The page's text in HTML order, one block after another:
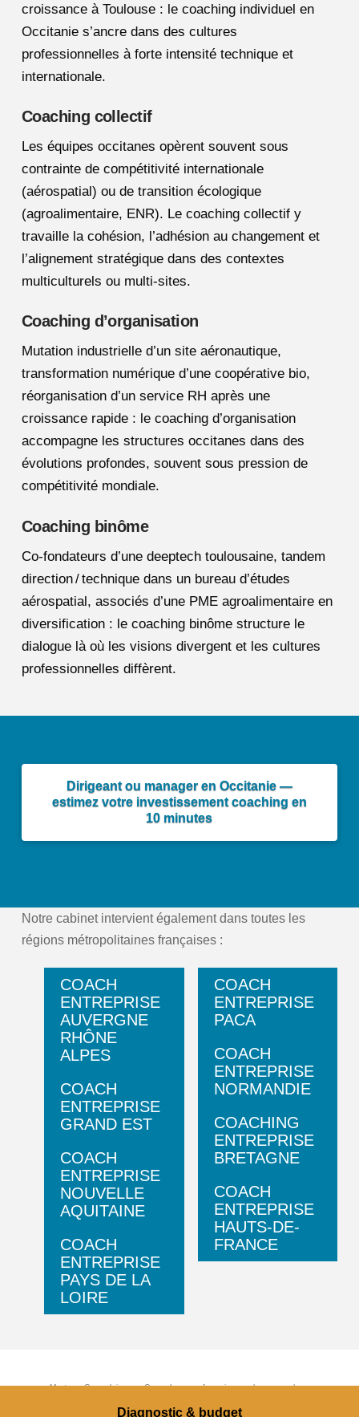
croissance à Toulouse : le coaching individuel en
Occitanie s’ancre dans des cultures
professionnelles à forte intensité technique et
internationale.
Coaching collectif
Les équipes occitanes opèrent souvent sous
contrainte de compétitivité internationale
(aérospatial) ou de transition écologique
(agroalimentaire, ENR). Le coaching collectif y
travaille la cohésion, l’adhésion au changement et
l’alignement stratégique dans des contextes
multiculturels ou multi-sites.
Coaching d’organisation
Mutation industrielle d’un site aéronautique,
transformation numérique d’une coopérative bio,
réorganisation d’un service RH après une
croissance rapide : le coaching d’organisation
accompagne les structures occitanes dans des
évolutions profondes, souvent sous pression de
compétitivité mondiale.
Coaching binôme
Co-fondateurs d’une deeptech toulousaine, tandem
direction / technique dans un bureau d’études
aérospatial, associés d’une PME agroalimentaire en
diversification : le coaching binôme structure le
dialogue là où les visions divergent et les cultures
professionnelles diffèrent.
Dirigeant ou manager en Occitanie —
estimez votre investissement coaching en
10 minutes
Notre cabinet intervient également dans toutes les
régions métropolitaines françaises :
COACH
ENTREPRISE
AUVERGNE
RHÔNE
ALPES
COACH
ENTREPRISE
GRAND EST
COACH
ENTREPRISE
NOUVELLE
AQUITAINE
COACH
ENTREPRISE
PAYS DE LA
LOIRE
COACH
ENTREPRISE
PACA
COACH
ENTREPRISE
NORMANDIE
COACHING
ENTREPRISE
BRETAGNE
COACH
ENTREPRISE
HAUTS-DE-
FRANCE
Metas Coaching - Coachs professionnels pour les
France - tous droits réservés -
Mentions Légales
Diagnostic & budget